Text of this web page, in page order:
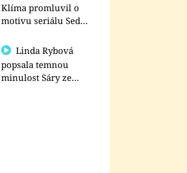
Klíma promluvil o
motivu seriálu Sedm
Linda Rybová
popsala temnou
minulost Sáry ze